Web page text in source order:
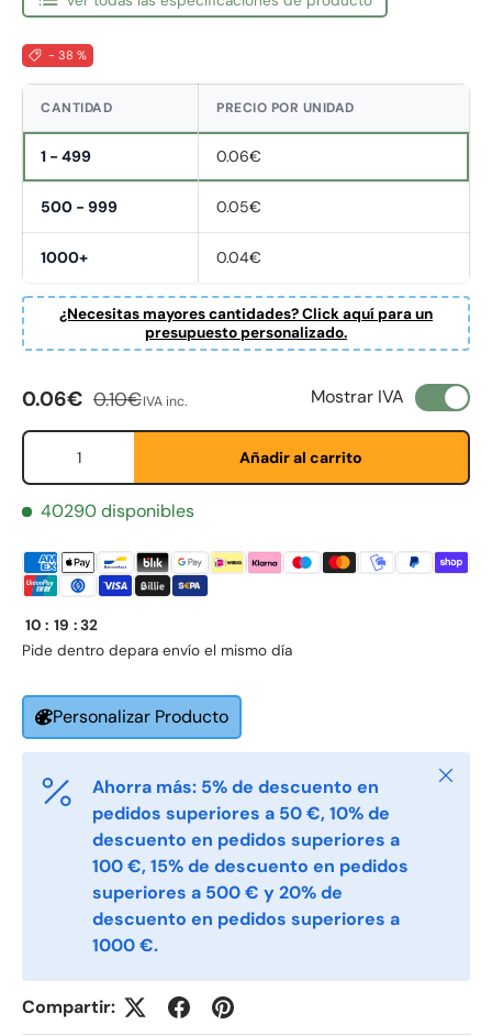
- 38 %
CANTIDAD PRECIO POR UNIDAD
1 - 499 0.06€
500 - 999 0.05€
1000+ 0.04€
¿Necesitas mayores cantidades? Click aquí para un
presupuesto personalizado.
First Name
Last Name *
Email *
Phone
Precio de venta
0.06€ Precio normal
0.10€IVA inc. Mostrar IVA
Cant.
Añadir al carrito
40290 disponibles
Pide dentro de
10 : 19 : 32
para envío el mismo día
Personalizar Producto
Ahorra más: 5% de descuento en
pedidos superiores a 50 €, 10% de
descuento en pedidos superiores a
100 €, 15% de descuento en pedidos
superiores a 500 € y 20% de
descuento en pedidos superiores a
1000 €.
Cerrar
Compartir: